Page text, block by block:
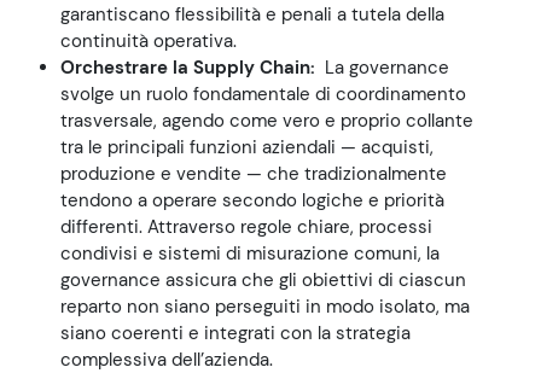
garantiscano flessibilità e penali a tutela della
continuità operativa.
Orchestrare la Supply Chain: La governance
svolge un ruolo fondamentale di coordinamento
trasversale, agendo come vero e proprio collante
tra le principali funzioni aziendali — acquisti,
produzione e vendite — che tradizionalmente
tendono a operare secondo logiche e priorità
differenti. Attraverso regole chiare, processi
condivisi e sistemi di misurazione comuni, la
governance assicura che gli obiettivi di ciascun
reparto non siano perseguiti in modo isolato, ma
siano coerenti e integrati con la strategia
complessiva dell’azienda.